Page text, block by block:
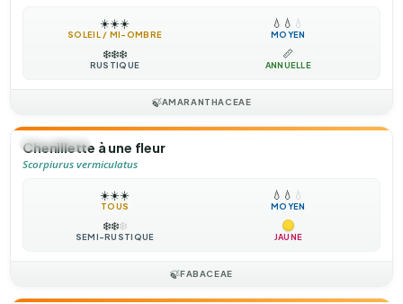
☀️☀️☀️
SOLEIL / MI-OMBRE
💧 💧 💧
MOYEN
❄️❄️❄️
RUSTIQUE
📏
ANNUELLE
🍃AMARANTHACEAE
🌻ANNUELLE
Chenillette à une fleur
Scorpiurus vermiculatus
☀️☀️☀️
TOUS
💧 💧 💧
MOYEN
❄️❄️❄️
SEMI-RUSTIQUE JAUNE
🍃FABACEAE